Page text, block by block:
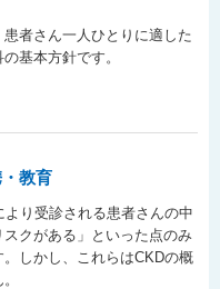
者さん一人ひとりに適した
基本方針です。
教育
り受診される患者さんの中
クがある」といった点のみ
しかし、これらはCKDの概